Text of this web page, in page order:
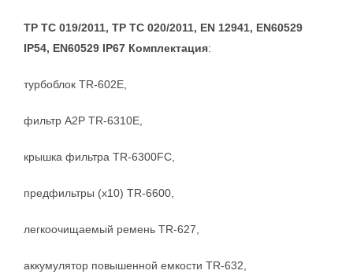
ТР ТС 019/2011, ТР ТС 020/2011, EN 12941, EN60529
IP54, EN60529 IP67 Комплектация:
турбоблок TR-602E,
фильтр A2P TR-6310E,
крышка фильтра TR-6300FC,
предфильтры (x10) TR-6600,
легкоочищаемый ремень TR-627,
аккумулятор повышенной емкости TR-632,